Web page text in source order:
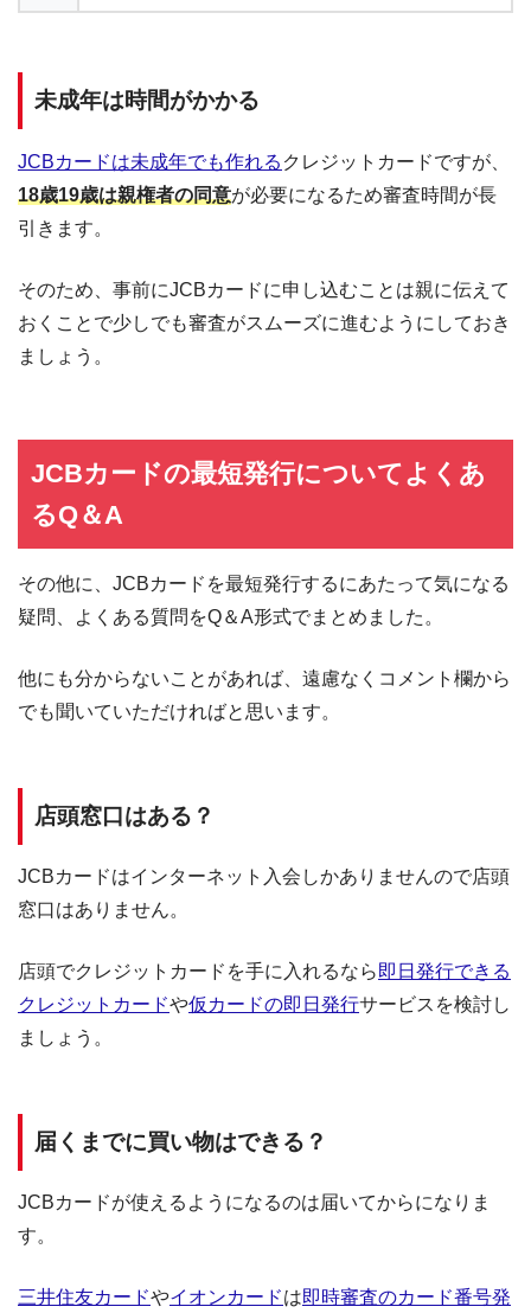
未成年は時間がかかる
JCBカードは未成年でも作れる クレジットカードですが、
18歳19歳は親権者の同意が必要になるため審査時間が長
引きます。
そのため、事前にJCBカードに申し込むことは親に伝えて
おくことで少しでも審査がスムーズに進むようにしておき
ましょう。
JCBカードの最短発行についてよくあ
るQ＆A
その他に、JCBカードを最短発行するにあたって気になる
疑問、よくある質問をQ＆A形式でまとめました。
他にも分からないことがあれば、遠慮なくコメント欄から
でも聞いていただければと思います。
店頭窓口はある？
JCBカードはインターネット入会しかありませんので店頭
窓口はありません。
店頭でクレジットカードを手に入れるなら 即日発行できる
クレジットカードや仮カードの即日発行サービスを検討し
ましょう。
届くまでに買い物はできる？
JCBカードが使えるようになるのは届いてからになりま
す。
三井住友カードやイオンカードは即時審査のカード番号発